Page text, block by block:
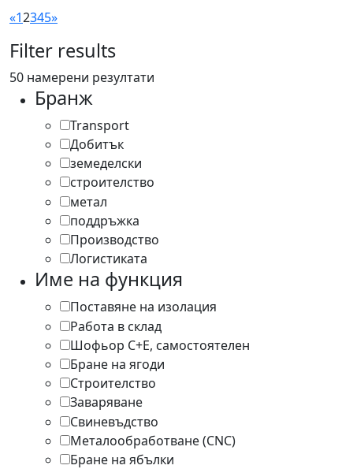
Filter results
50 намерени резултати
Бранж
Transport
Добитък
земеделски
строителство
метал
поддръжка
Производство
Логистиката
Име на функция
Поставяне на изолация
Работа в склад
Шофьор С+Е, самостоятелен
Бране на ягоди
Строителство
Заваряване
Свиневъдство
Металообработване (CNC)
Бране на ябълки
«12345»